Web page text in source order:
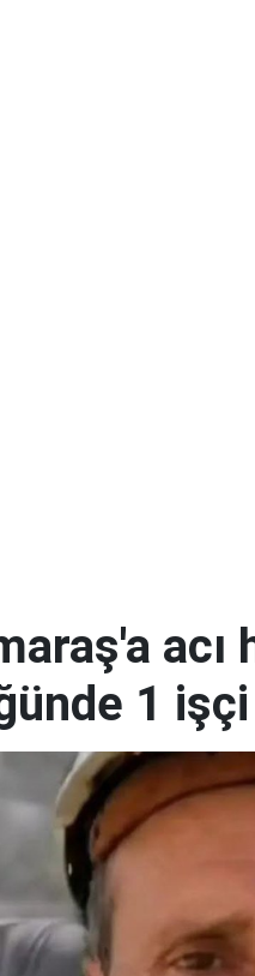
acı
1